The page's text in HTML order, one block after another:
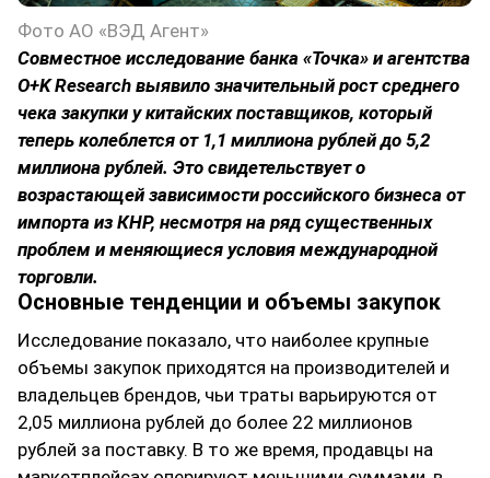
Фото АО «ВЭД Агент»
Совместное исследование банка «Точка» и агентства
O+K Research выявило значительный рост среднего
чека закупки у китайских поставщиков, который
теперь колеблется от 1,1 миллиона рублей до 5,2
миллиона рублей. Это свидетельствует о
возрастающей зависимости российского бизнеса от
импорта из КНР, несмотря на ряд существенных
проблем и меняющиеся условия международной
торговли.
Основные тенденции и объемы закупок
Исследование показало, что наиболее крупные
объемы закупок приходятся на производителей и
владельцев брендов, чьи траты варьируются от
2,05 миллиона рублей до более 22 миллионов
рублей за поставку. В то же время, продавцы на